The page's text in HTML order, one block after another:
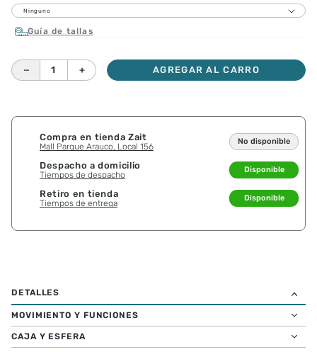
Ninguno
Guía de tallas
＋
－ AGREGAR AL CARRO
Compra en tienda Zait
Mall Parque Arauco, Local 156
No disponible
Despacho a domicilio
Tiempos de despacho
Disponible
Retiro en tienda
Tiempos de entrega
Disponible
MOVIMIENTO Y FUNCIONES
CAJA Y ESFERA